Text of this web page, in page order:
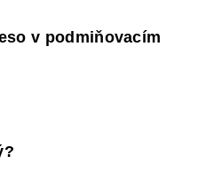
v podmiňovacím